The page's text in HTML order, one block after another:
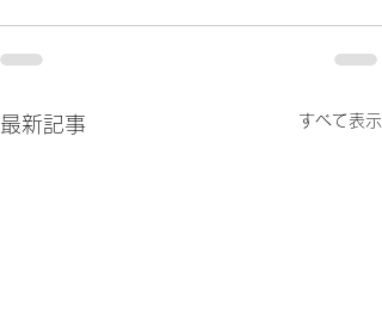
最新記事 すべて表示